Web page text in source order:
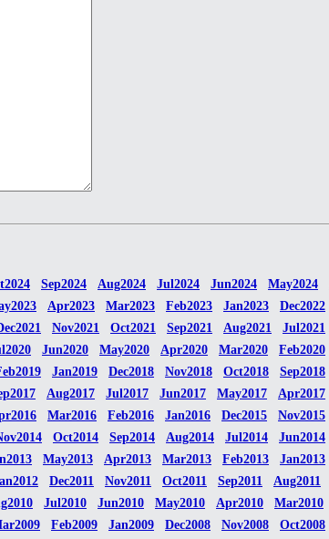
Sep2024 Aug2024 Jul2024 Jun2024 May2024
Apr2023 Mar2023 Feb2023 Jan2023 Dec2022
Nov2021 Oct2021 Sep2021 Aug2021 Jul2021
Jun2020 May2020 Apr2020 Mar2020 Feb2020
Jan2019 Dec2018 Nov2018 Oct2018 Sep2018
Aug2017 Jul2017 Jun2017 May2017 Apr2017
Mar2016 Feb2016 Jan2016 Dec2015 Nov2015
Oct2014 Sep2014 Aug2014 Jul2014 Jun2014
May2013 Apr2013 Mar2013 Feb2013 Jan2013
Dec2011 Nov2011 Oct2011 Sep2011 Aug2011
Jul2010 Jun2010 May2010 Apr2010 Mar2010
Feb2009 Jan2009 Dec2008 Nov2008 Oct2008